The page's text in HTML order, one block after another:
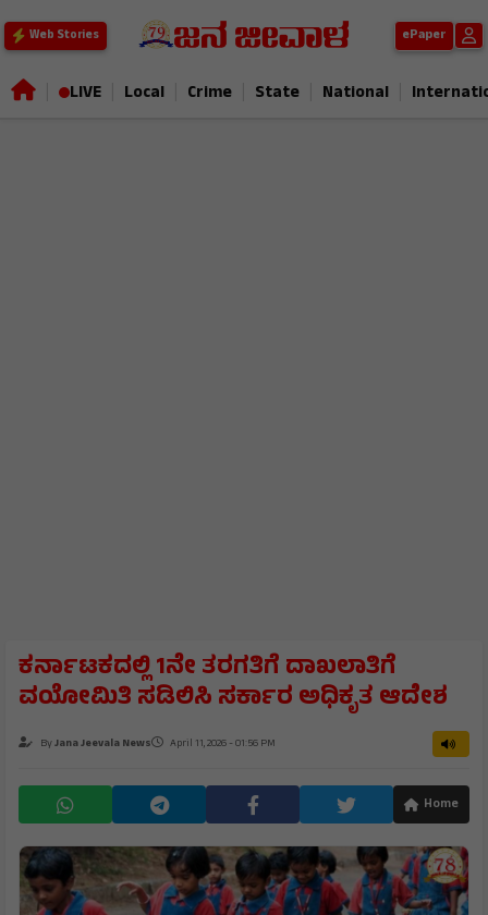
Web Stories ePaper
LIVE Local Crime State National
ಕರ್ನಾಟಕದಲ್ಲಿ 1ನೇ ತರಗತಿಗೆ ದಾಖಲಾತಿಗೆ
ವಯೋಮಿತಿ ಸಡಿಲಿಸಿ ಸರ್ಕಾರ ಅಧಿಕೃತ ಆದೇಶ
ByJana Jeevala News April 11, 2026 - 01:56 PM
Home